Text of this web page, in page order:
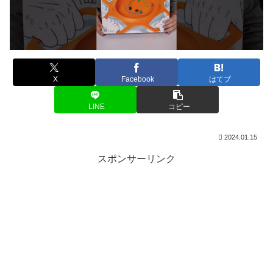
X Facebook はてブ
LINE コピー
2024.01.15
スポンサーリンク